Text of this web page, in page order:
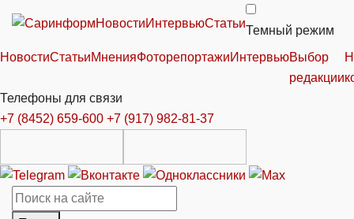
НовостиИнтервьюСтатьи
Темный режим
НовостиСтатьиМненияФоторепортажиИнтервьюВыбор
редакции
Телефоны для связи
+7 (8452) 659-600 +7 (917) 982-81-37